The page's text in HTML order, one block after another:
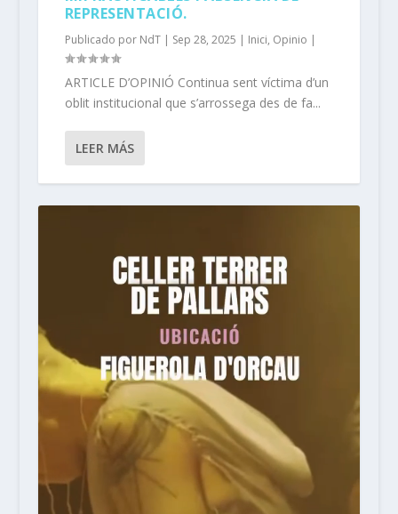
REPRESENTACIÓ.
Publicado por NdT| Sep 28, 2025 | Inici, Opinio |
ARTICLE D’OPINIÓ Continua sent víctima d’un
oblit institucional que s’arrossega des de fa...
LEER MÁS